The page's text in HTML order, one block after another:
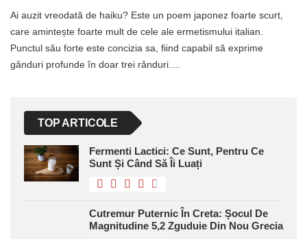
Ai auzit vreodată de haiku? Este un poem japonez foarte scurt,
care amintește foarte mult de cele ale ermetismului italian.
Punctul său forte este concizia sa, fiind capabil să exprime
gânduri profunde în doar trei rânduri.…
TOP ARTICOLE
Fermenti Lactici: Ce Sunt, Pentru Ce
Sunt Și Când Să Îi Luați
Cutremur Puternic În Creta: Șocul De
Magnitudine 5,2 Zguduie Din Nou Grecia